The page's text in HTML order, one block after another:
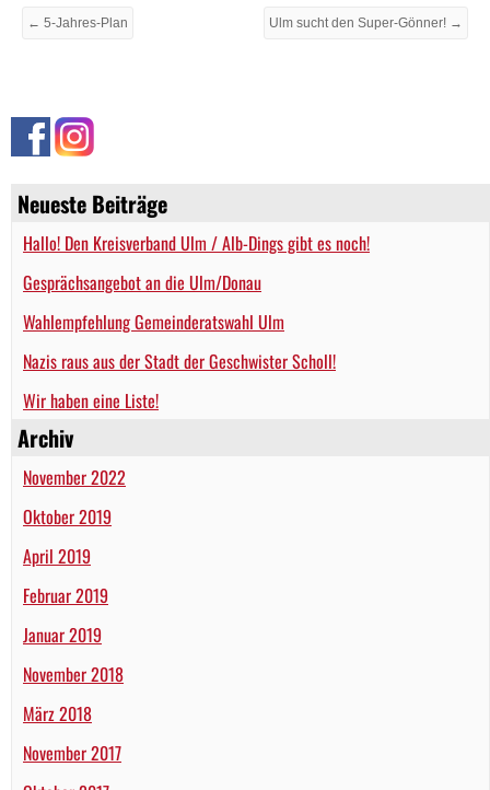
Neueste Beiträge
Hallo! Den Kreisverband Ulm / Alb-Dings gibt es noch!
Gesprächsangebot an die Ulm/Donau
Wahlempfehlung Gemeinderatswahl Ulm
Nazis raus aus der Stadt der Geschwister Scholl!
Wir haben eine Liste!
Archiv
November 2022
Oktober 2019
April 2019
Februar 2019
Januar 2019
November 2018
März 2018
November 2017
← 5-Jahres-Plan Ulm sucht den Super-Gönner! →